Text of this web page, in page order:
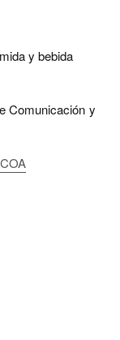
y bebida
Comunicación y